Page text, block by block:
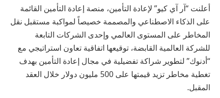
أعلنت “آر آي كيو” لإعادة التأمين، منصة إعادة التأمين القائمة
على الذكاء الاصطناعي والمصممة خصيصاً لمواكبة مستقبل نقل
المخاطر على المستوى العالمي وإحدى الشركات التابعة
للشركة العالمية القابضة، توقيعها اتفاقية تعاون استراتيجي مع
“أدنوك” لتطوير شراكة تفضيلية في مجال إعادة التأمين بهدف
تغطية مخاطر تزيد قيمتها على 500 مليون دولار خلال العقد
المقبل.